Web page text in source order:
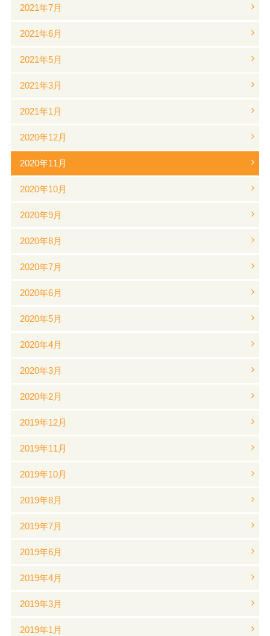
2021年7月
2021年6月
2021年5月
2021年3月
2021年1月
2020年12月
2020年11月
2020年10月
2020年9月
2020年8月
2020年7月
2020年6月
2020年5月
2020年4月
2020年3月
2020年2月
2019年12月
2019年11月
2019年10月
2019年8月
2019年7月
2019年6月
2019年4月
2019年3月
2019年1月